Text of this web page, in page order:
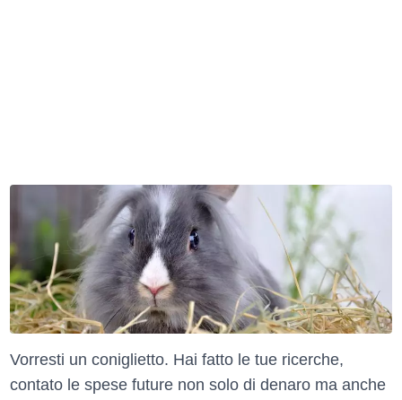
Vorresti un coniglietto. Hai fatto le tue ricerche,
contato le spese future non solo di denaro ma anche